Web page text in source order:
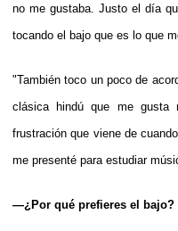
no me gustaba. Justo el día
tocando el bajo que es lo que
"También toco un poco de
clásica hindú que me gusta
frustración que viene de
me presenté para estudiar
—¿Por qué prefieres el bajo?